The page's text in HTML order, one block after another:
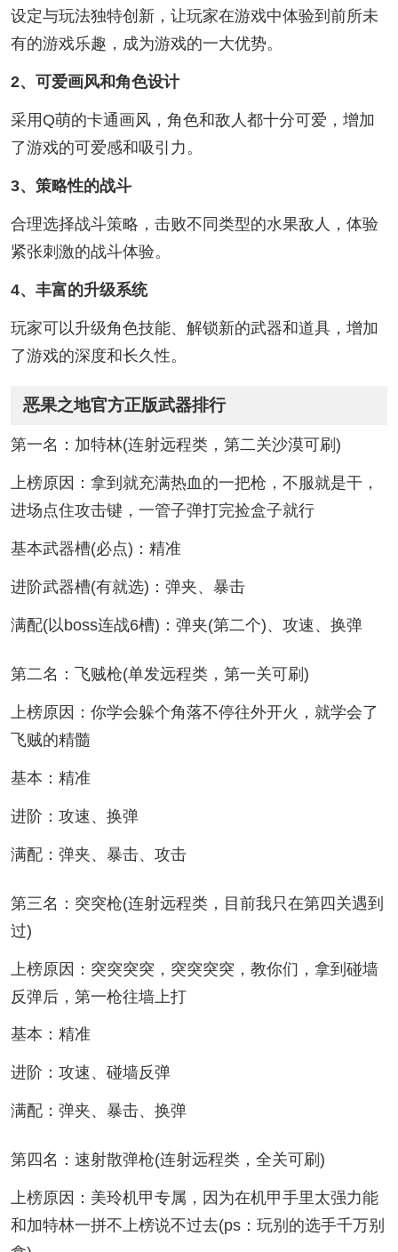
设定与玩法独特创新，让玩家在游戏中体验到前所未
有的游戏乐趣，成为游戏的一大优势。
2、可爱画风和角色设计
采用Q萌的卡通画风，角色和敌人都十分可爱，增加
了游戏的可爱感和吸引力。
3、策略性的战斗
合理选择战斗策略，击败不同类型的水果敌人，体验
紧张刺激的战斗体验。
4、丰富的升级系统
玩家可以升级角色技能、解锁新的武器和道具，增加
了游戏的深度和长久性。
恶果之地官方正版武器排行
第一名：加特林(连射远程类，第二关沙漠可刷)
上榜原因：拿到就充满热血的一把枪，不服就是干，
进场点住攻击键，一管子弹打完捡盒子就行
基本武器槽(必点)：精准
进阶武器槽(有就选)：弹夹、暴击
满配(以boss连战6槽)：弹夹(第二个)、攻速、换弹
第二名：飞贼枪(单发远程类，第一关可刷)
上榜原因：你学会躲个角落不停往外开火，就学会了
飞贼的精髓
基本：精准
进阶：攻速、换弹
满配：弹夹、暴击、攻击
第三名：突突枪(连射远程类，目前我只在第四关遇到
过)
上榜原因：突突突突，突突突突，教你们，拿到碰墙
反弹后，第一枪往墙上打
基本：精准
进阶：攻速、碰墙反弹
满配：弹夹、暴击、换弹
第四名：速射散弹枪(连射远程类，全关可刷)
上榜原因：美玲机甲专属，因为在机甲手里太强力能
和加特林一拼不上榜说不过去(ps：玩别的选手千万别